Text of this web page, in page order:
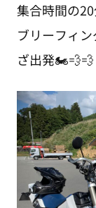
集合時間の
ブリーフィ
ざ出発🏍️💨💨